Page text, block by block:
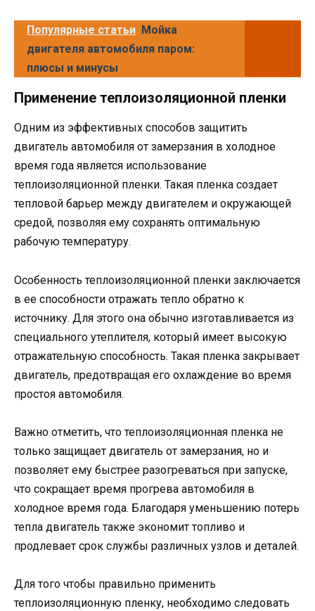
Популярные статьи Мойка
двигателя автомобиля паром:
плюсы и минусы
Применение теплоизоляционной пленки
Одним из эффективных способов защитить
двигатель автомобиля от замерзания в холодное
время года является использование
теплоизоляционной пленки. Такая пленка создает
тепловой барьер между двигателем и окружающей
средой, позволяя ему сохранять оптимальную
рабочую температуру.
Особенность теплоизоляционной пленки заключается
в ее способности отражать тепло обратно к
источнику. Для этого она обычно изготавливается из
специального утеплителя, который имеет высокую
отражательную способность. Такая пленка закрывает
двигатель, предотвращая его охлаждение во время
простоя автомобиля.
Важно отметить, что теплоизоляционная пленка не
только защищает двигатель от замерзания, но и
позволяет ему быстрее разогреваться при запуске,
что сокращает время прогрева автомобиля в
холодное время года. Благодаря уменьшению потерь
тепла двигатель также экономит топливо и
продлевает срок службы различных узлов и деталей.
Для того чтобы правильно применить
теплоизоляционную пленку, необходимо следовать